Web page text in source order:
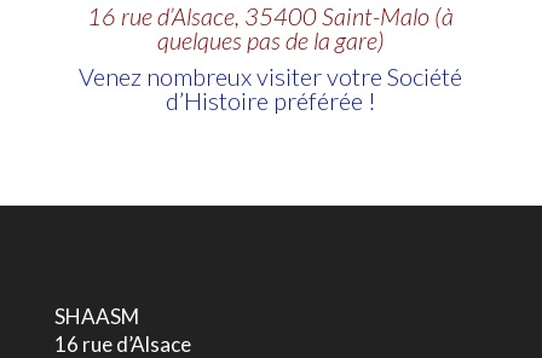
16 rue d’Alsace, 35400 Saint-Malo (à
quelques pas de la gare)
Venez nombreux visiter votre Société
d’Histoire préférée !
SHAASM
16 rue d’Alsace